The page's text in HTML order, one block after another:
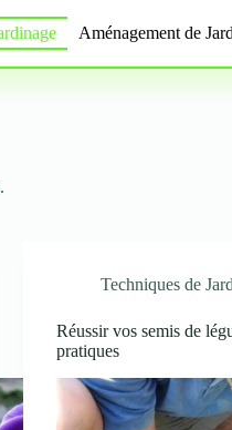
Aménagement de
Techniques de
Réussir vos semis de
pratiques